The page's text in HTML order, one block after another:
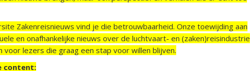
Zakenreisnieuws vind je die betrouwbaarheid. Onze toewijding aan
en onafhankelijke nieuws over de luchtvaart- en (zaken)reisindustrie
voor lezers die graag een stap voor willen blijven.
content: